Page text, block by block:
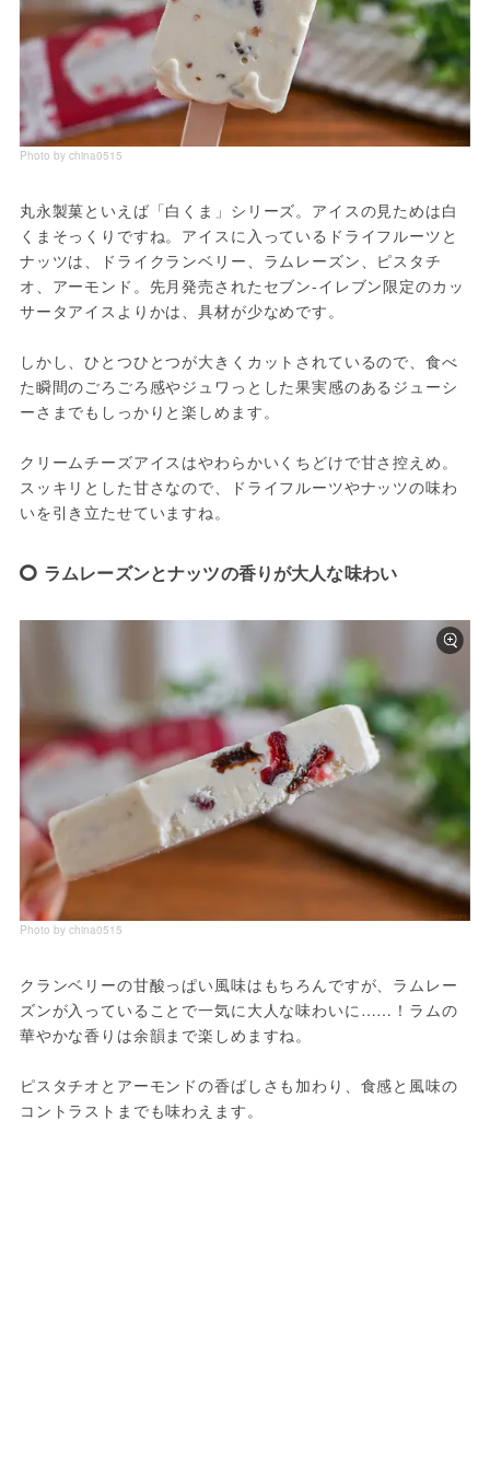
Photo by china0515
丸永製菓といえば「白くま」シリーズ。アイスの見ためは白
くまそっくりですね。アイスに入っているドライフルーツと
ナッツは、ドライクランベリー、ラムレーズン、ピスタチ
オ、アーモンド。先月発売されたセブン-イレブン限定のカッ
サータアイスよりかは、具材が少なめです。
しかし、ひとつひとつが大きくカットされているので、食べ
た瞬間のごろごろ感やジュワっとした果実感のあるジューシ
ーさまでもしっかりと楽しめます。
クリームチーズアイスはやわらかいくちどけで甘さ控えめ。
スッキリとした甘さなので、ドライフルーツやナッツの味わ
いを引き立たせていますね。
ラムレーズンとナッツの香りが大人な味わい
Photo by china0515
クランベリーの甘酸っぱい風味はもちろんですが、ラムレー
ズンが入っていることで一気に大人な味わいに……！ラムの
華やかな香りは余韻まで楽しめますね。
ピスタチオとアーモンドの香ばしさも加わり、食感と風味の
コントラストまでも味わえます。